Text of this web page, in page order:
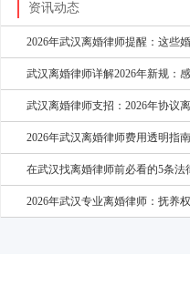
资讯动态
2026年武汉离婚律师提醒：这些
武汉离婚律师详解2026年新规：
武汉离婚律师支招：2026年协议
2026年武汉离婚律师费用透明指
在武汉找离婚律师前必看的5条法
2026年武汉专业离婚律师：抚养